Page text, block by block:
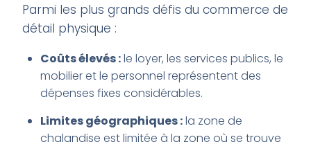
Parmi les plus grands défis du commerce de
détail physique :
Coûts élevés :le loyer, les services publics, le
mobilier et le personnel représentent des
dépenses fixes considérables.
Limites géographiques :la zone de
chalandise est limitée à la zone où se trouve